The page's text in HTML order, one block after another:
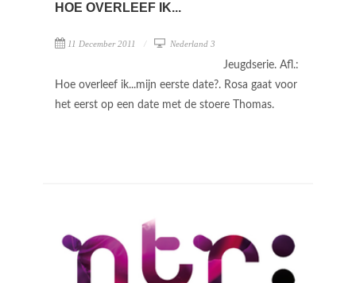
HOE OVERLEEF IK...
11 December 2011 Nederland 3
Jeugdserie. Afl.:
Hoe overleef ik...mijn eerste date?. Rosa gaat voor
het eerst op een date met de stoere Thomas.